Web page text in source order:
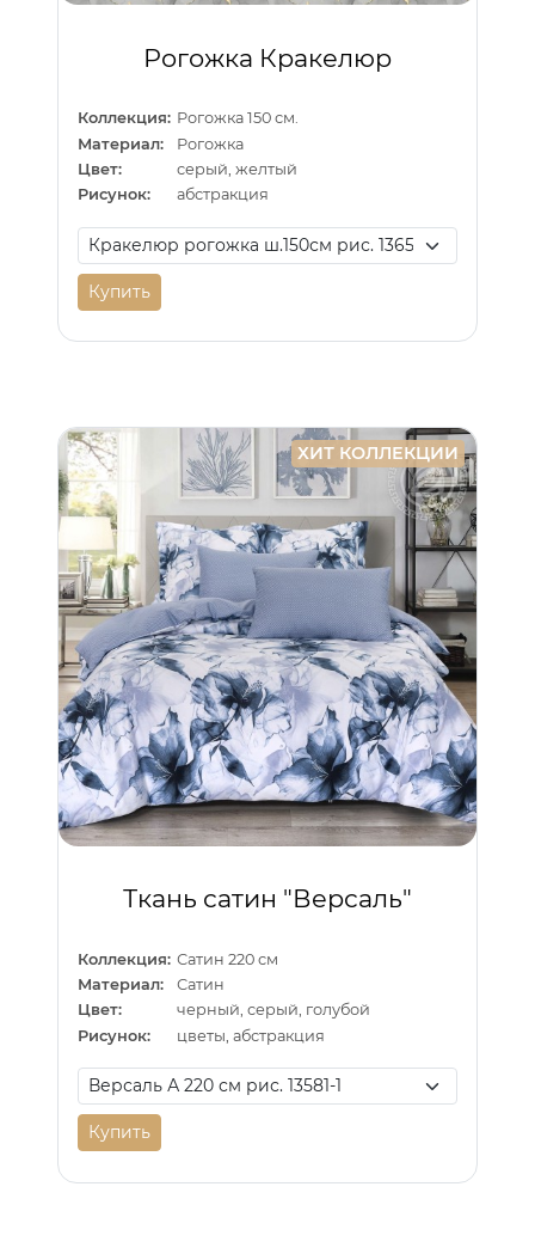
Рогожка Кракелюр
Коллекция: Рогожка 150 см.
Материал:
Рогожка
Цвет:
серый, желтый
Рисунок:
абстракция
Купить
ХИТ КОЛЛЕКЦИИ
Ткань сатин "Версаль"
Коллекция: Сатин 220 см
Материал:
Сатин
Цвет:
черный, серый, голубой
Рисунок:
цветы, абстракция
Купить